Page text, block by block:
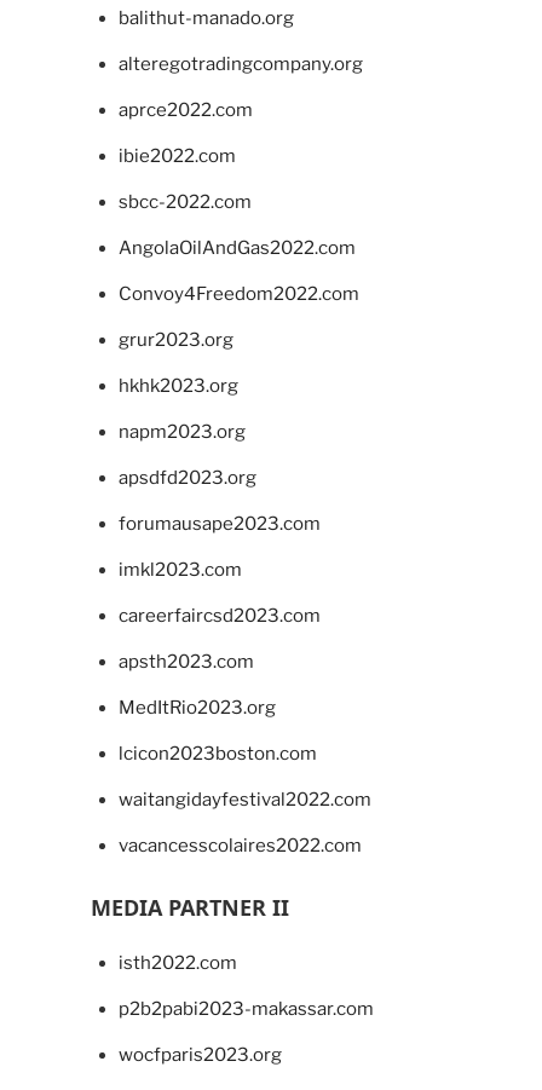
balithut-manado.org
alteregotradingcompany.org
aprce2022.com
ibie2022.com
sbcc-2022.com
AngolaOilAndGas2022.com
Convoy4Freedom2022.com
grur2023.org
hkhk2023.org
napm2023.org
apsdfd2023.org
forumausape2023.com
imkl2023.com
careerfaircsd2023.com
apsth2023.com
MedItRio2023.org
lcicon2023boston.com
waitangidayfestival2022.com
vacancesscolaires2022.com
MEDIA PARTNER II
isth2022.com
p2b2pabi2023-makassar.com
wocfparis2023.org